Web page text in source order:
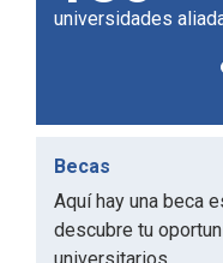
universidades
Becas
Aquí hay una beca
descubre tu